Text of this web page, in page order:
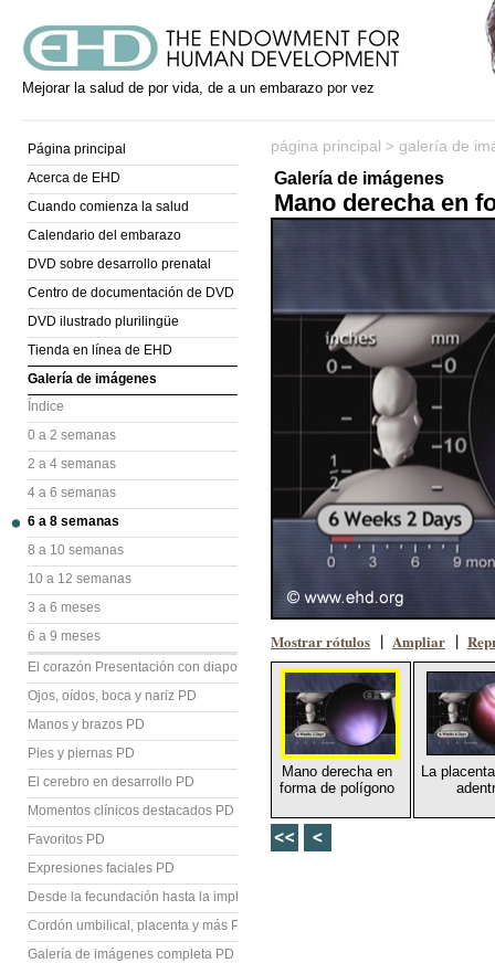
Mejorar la salud de por vida, de a un embarazo por vez
Página principal
Acerca de EHD
Cuando comienza la salud
Calendario del embarazo
DVD sobre desarrollo prenatal
Centro de documentación de DVD
DVD ilustrado plurilingüe
Tienda en línea de EHD
Galería de imágenes
Índice
0 a 2 semanas
2 a 4 semanas
4 a 6 semanas
6 a 8 semanas
8 a 10 semanas
10 a 12 semanas
3 a 6 meses
6 a 9 meses
El corazón Presentación con diapositivas (PD)
Ojos, oídos, boca y nariz PD
Manos y brazos PD
Pies y piernas PD
El cerebro en desarrollo PD
Momentos clínicos destacados PD
Favoritos PD
Expresiones faciales PD
Desde la fecundación hasta la implantación PD
Cordón umbilical, placenta y más PD
Galería de imágenes completa PD
página principal > galería de
Galería de imágenes
Mano derecha en
Mostrar rótulos Ampliar
Mano derecha en
forma de polígono
La